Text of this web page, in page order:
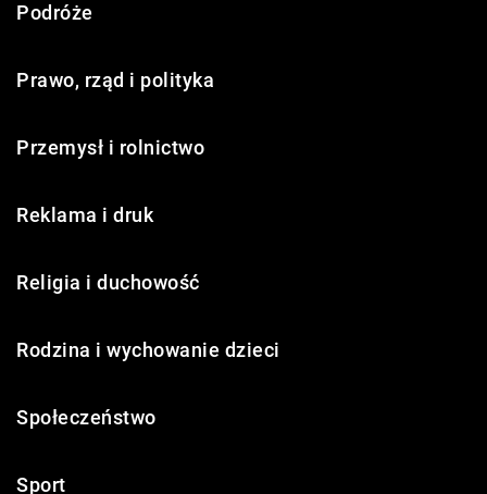
Podróże
Prawo, rząd i polityka
Przemysł i rolnictwo
Reklama i druk
Religia i duchowość
Rodzina i wychowanie dzieci
Społeczeństwo
Sport